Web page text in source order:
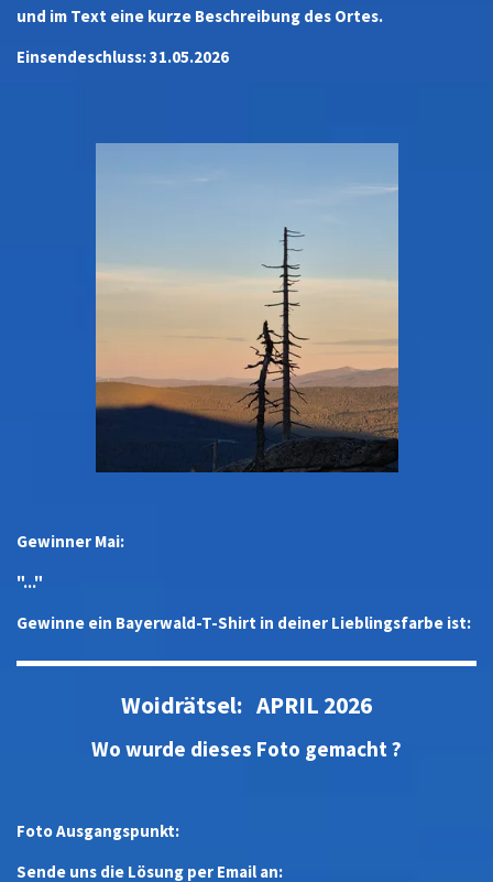
und im Text eine kurze Beschreibung des Ortes.
Einsendeschluss: 31.05.2026
Gewinner Mai:
"..."
Gewinne ein Bayerwald-T-Shirt in deiner Lieblingsfarbe ist:
Woidrätsel: APRIL 2026
Wo wurde dieses Foto gemacht ?
Foto Ausgangspunkt:
Sende uns die Lösung per Email an: